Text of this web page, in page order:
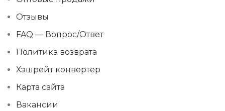
Отзывы
FAQ — Вопрос/Ответ
Политика возврата
Хэшрейт конвертер
Карта сайта
Вакансии